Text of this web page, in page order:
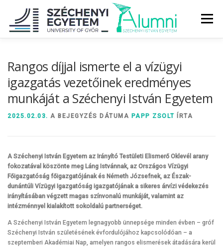
tartalomhoz
Menü
DIPLOMAÁTADÓ DIPLOMÁN TÚL
Rangos díjjal ismerte el a vízügyi
igazgatás vezetőinek eredményes
munkáját a Széchenyi István Egyetem
2025.02.03. A BEJEGYZÉS DÁTUMA PAPP ZSOLT ÍRTA
A Széchenyi István Egyetem az Irányító Testületi Elismerő Oklevél arany
fokozatával köszönte meg Láng Istvánnak, az Országos Vízügyi
Főigazgatóság főigazgatójának és Németh Józsefnek, az Észak-
dunántúli Vízügyi Igazgatóság igazgatójának a sikeres árvízi védekezés
irányításában végzett magas színvonalú munkáját, valamint az
intézménnyel kialakított sokoldalú partnerséget.
A Széchenyi István Egyetem legnagyobb ünnepsége minden évben – gróf
Széchenyi István születésének évfordulójához kapcsolódóan – a
szeptemberi Akadémiai Nap, amelyen rangos elismerések átadására kerül